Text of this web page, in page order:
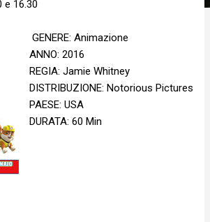
e 16.30
GENERE: Animazione
ANNO: 2016
REGIA: Jamie Whitney
DISTRIBUZIONE: Notorious Pictures
PAESE: USA
DURATA: 60 Min